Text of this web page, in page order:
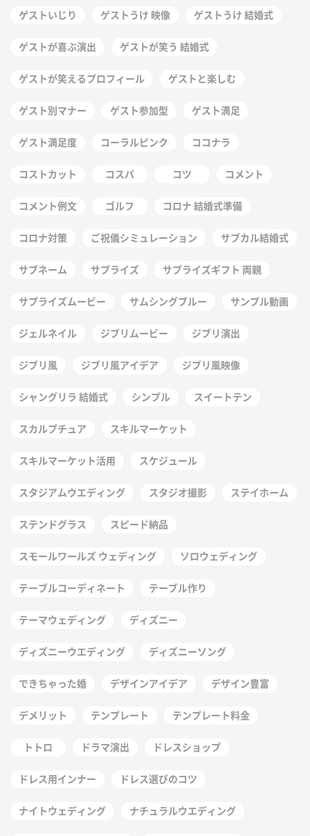
ゲストいじり ゲストうけ 映像 ゲストうけ 結婚式
ゲストが喜ぶ演出 ゲストが笑う 結婚式
ゲストが笑えるプロフィール ゲストと楽しむ
ゲスト別マナー ゲスト参加型 ゲスト満足
ゲスト満足度 コーラルピンク ココナラ
コストカット コスパ コツ コメント
コメント例文 ゴルフ コロナ 結婚式準備
コロナ対策 ご祝儀シミュレーション サブカル結婚式
サブネーム サプライズ サプライズギフト 両親
サプライズムービー サムシングブルー サンプル動画
ジェルネイル ジブリムービー ジブリ演出
ジブリ風 ジブリ風アイデア ジブリ風映像
シャングリラ 結婚式 シンプル スイートテン
スカルプチュア スキルマーケット
スキルマーケット活用 スケジュール
スタジアムウエディング スタジオ撮影 ステイホーム
ステンドグラス スピード納品
スモールワールズ ウェディング ソロウェディング
テーブルコーディネート テーブル作り
テーマウェディング ディズニー
ディズニーウエディング ディズニーソング
できちゃった婚 デザインアイデア デザイン豊富
デメリット テンプレート テンプレート料金
トトロ ドラマ演出 ドレスショップ
ドレス用インナー ドレス選びのコツ
ナイトウェディング ナチュラルウエディング